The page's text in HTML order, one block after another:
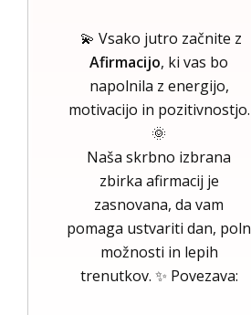
💫 Vsako jutro začnite z
Afirmacijo, ki vas bo
napolnila z energijo,
motivacijo in pozitivnostjo.
🌞
Naša skrbno izbrana
zbirka afirmacij je
zasnovana, da vam
pomaga ustvariti dan, poln
možnosti in lepih
trenutkov. ✨ Povezava: